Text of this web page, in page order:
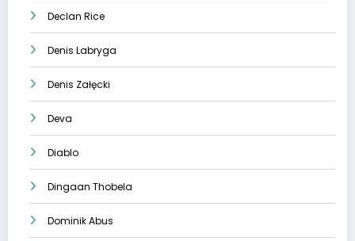
Declan Rice
Denis Labryga
Denis Załęcki
Deva
Diablo
Dingaan Thobela
Dominik Abus